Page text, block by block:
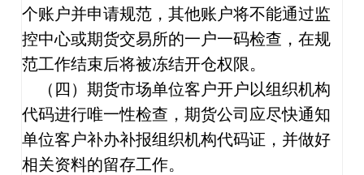
个账户并申请规范，其他账户将不能通过监
控中心或期货交易所的一户一码检查，在规
范工作结束后将被冻结开仓权限。
（四）期货市场单位客户开户以组织机构
代码进行唯一性检查，期货公司应尽快通知
单位客户补办补报组织机构代码证，并做好
相关资料的留存工作。